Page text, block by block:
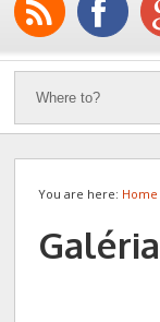
You are here: Home
Galéria